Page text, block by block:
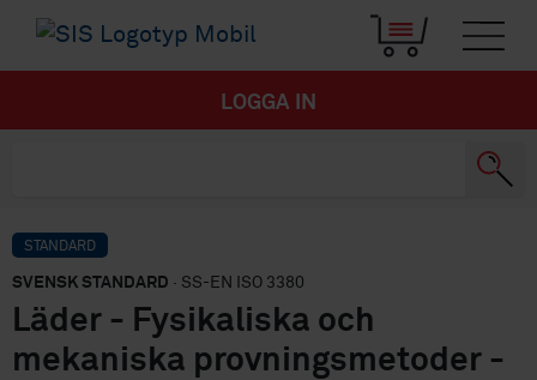
LOGGA IN
STANDARD
SVENSK STANDARD · SS-EN ISO 3380
Läder - Fysikaliska och
mekaniska provningsmetoder -